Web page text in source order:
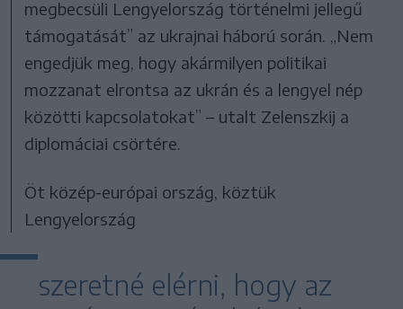
megbecsüli Lengyelország történelmi jellegű
támogatását” az ukrajnai háború során. „Nem
engedjük meg, hogy akármilyen politikai
mozzanat elrontsa az ukrán és a lengyel nép
közötti kapcsolatokat” – utalt Zelenszkij a
diplomáciai csörtére.
Öt közép-európai ország, köztük
Lengyelország
szeretné elérni, hogy az